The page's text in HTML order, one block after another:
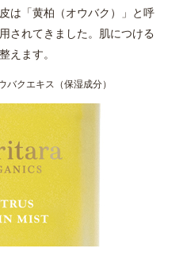
は「黄柏（オウバク）」と呼
されてきました。肌につける
えます。
クエキス（保湿成分）